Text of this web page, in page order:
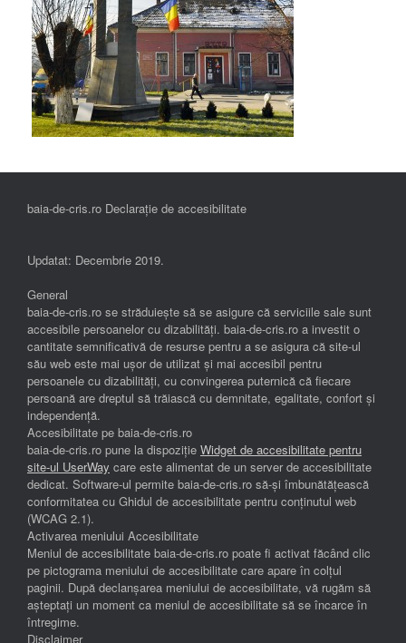
baia-de-cris.ro Declarație de accesibilitate
Updatat: Decembrie 2019.
General
baia-de-cris.ro se străduiește să se asigure că serviciile sale sunt
accesibile persoanelor cu dizabilități. baia-de-cris.ro a investit o
cantitate semnificativă de resurse pentru a se asigura că site-ul
său web este mai ușor de utilizat și mai accesibil pentru
persoanele cu dizabilități, cu convingerea puternică că fiecare
persoană are dreptul să trăiască cu demnitate, egalitate, confort și
independenţă.
Accesibilitate pe baia-de-cris.ro
baia-de-cris.ro pune la dispoziție Widget de accesibilitate pentru
site-ul UserWay care este alimentat de un server de accesibilitate
dedicat. Software-ul permite baia-de-cris.ro să-și îmbunătățească
conformitatea cu Ghidul de accesibilitate pentru conținutul web
(WCAG 2.1).
Activarea meniului Accesibilitate
Meniul de accesibilitate baia-de-cris.ro poate fi activat făcând clic
pe pictograma meniului de accesibilitate care apare în colțul
paginii. După declanșarea meniului de accesibilitate, vă rugăm să
așteptați un moment ca meniul de accesibilitate să se încarce în
întregime.
Disclaimer